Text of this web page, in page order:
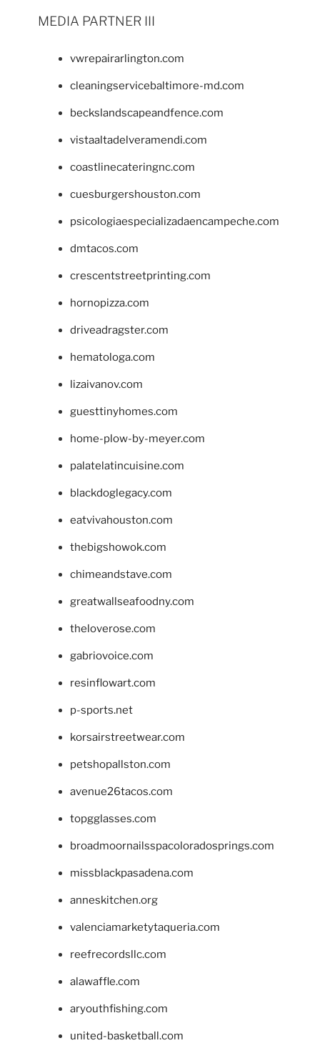
MEDIA PARTNER III
vwrepairarlington.com
cleaningservicebaltimore-md.com
beckslandscapeandfence.com
vistaaltadelveramendi.com
coastlinecateringnc.com
cuesburgershouston.com
psicologiaespecializadaencampeche.com
dmtacos.com
crescentstreetprinting.com
hornopizza.com
driveadragster.com
hematologa.com
lizaivanov.com
guesttinyhomes.com
home-plow-by-meyer.com
palatelatincuisine.com
blackdoglegacy.com
eatvivahouston.com
thebigshowok.com
chimeandstave.com
greatwallseafoodny.com
theloverose.com
gabriovoice.com
resinflowart.com
p-sports.net
korsairstreetwear.com
petshopallston.com
avenue26tacos.com
topgglasses.com
broadmoornailsspacoloradosprings.com
missblackpasadena.com
anneskitchen.org
valenciamarketytaqueria.com
reefrecordsllc.com
alawaffle.com
aryouthfishing.com
united-basketball.com